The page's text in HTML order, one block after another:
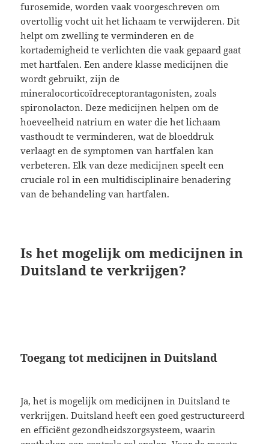
furosemide, worden vaak voorgeschreven om
overtollig vocht uit het lichaam te verwijderen. Dit
helpt om zwelling te verminderen en de
kortademigheid te verlichten die vaak gepaard gaat
met hartfalen. Een andere klasse medicijnen die
wordt gebruikt, zijn de
mineralocorticoïdreceptorantagonisten, zoals
spironolacton. Deze medicijnen helpen om de
hoeveelheid natrium en water die het lichaam
vasthoudt te verminderen, wat de bloeddruk
verlaagt en de symptomen van hartfalen kan
verbeteren. Elk van deze medicijnen speelt een
cruciale rol in een multidisciplinaire benadering
van de behandeling van hartfalen.
Is het mogelijk om medicijnen in
Duitsland te verkrijgen?
Toegang tot medicijnen in Duitsland
Ja, het is mogelijk om medicijnen in Duitsland te
verkrijgen. Duitsland heeft een goed gestructureerd
en efficiënt gezondheidszorgsysteem, waarin